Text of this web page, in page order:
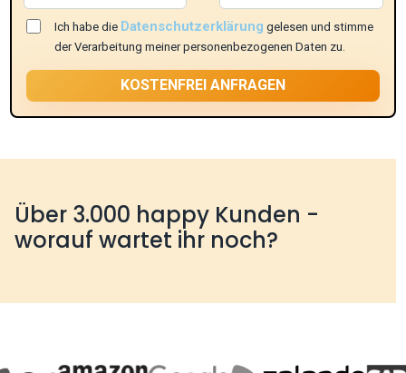
Ich habe die Datenschutzerklärung gelesen und stimme
der Verarbeitung meiner personenbezogenen Daten zu.
KOSTENFREI ANFRAGEN
Über 3.000 happy Kunden -
worauf wartet ihr noch?